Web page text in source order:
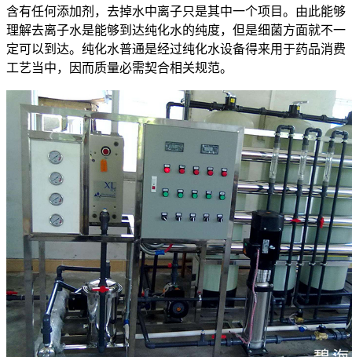
含有任何添加剂，去掉水中离子只是其中一个项目。由此能够
理解去离子水是能够到达纯化水的纯度，但是细菌方面就不一
定可以到达。纯化水普通是经过纯化水设备得来用于药品消费
工艺当中，因而质量必需契合相关规范。